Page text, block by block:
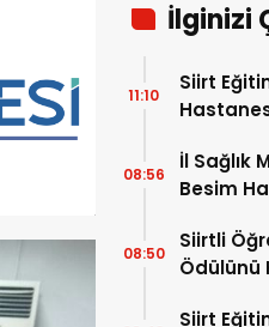
İlginizi
Siirt
11:10
İl Sağlık
Besim
08:56
Siirtli
Ödülünü
08:50
Siirt